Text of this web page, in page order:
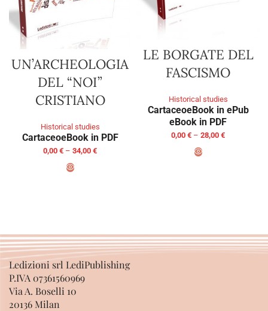
UN’ARCHEOLOGIA
DEL “NOI”
CRISTIANO
Historical studies
CartaceoeBook in PDF
0,00 € – 34,00 €
LE BORGATE DEL
FASCISMO
Historical studies
CartaceoeBook in ePub
eBook in PDF
0,00 € – 28,00 €
Ledizioni srl LediPublishing
P.IVA 07361560969
Via A. Boselli 10
20136 Milan